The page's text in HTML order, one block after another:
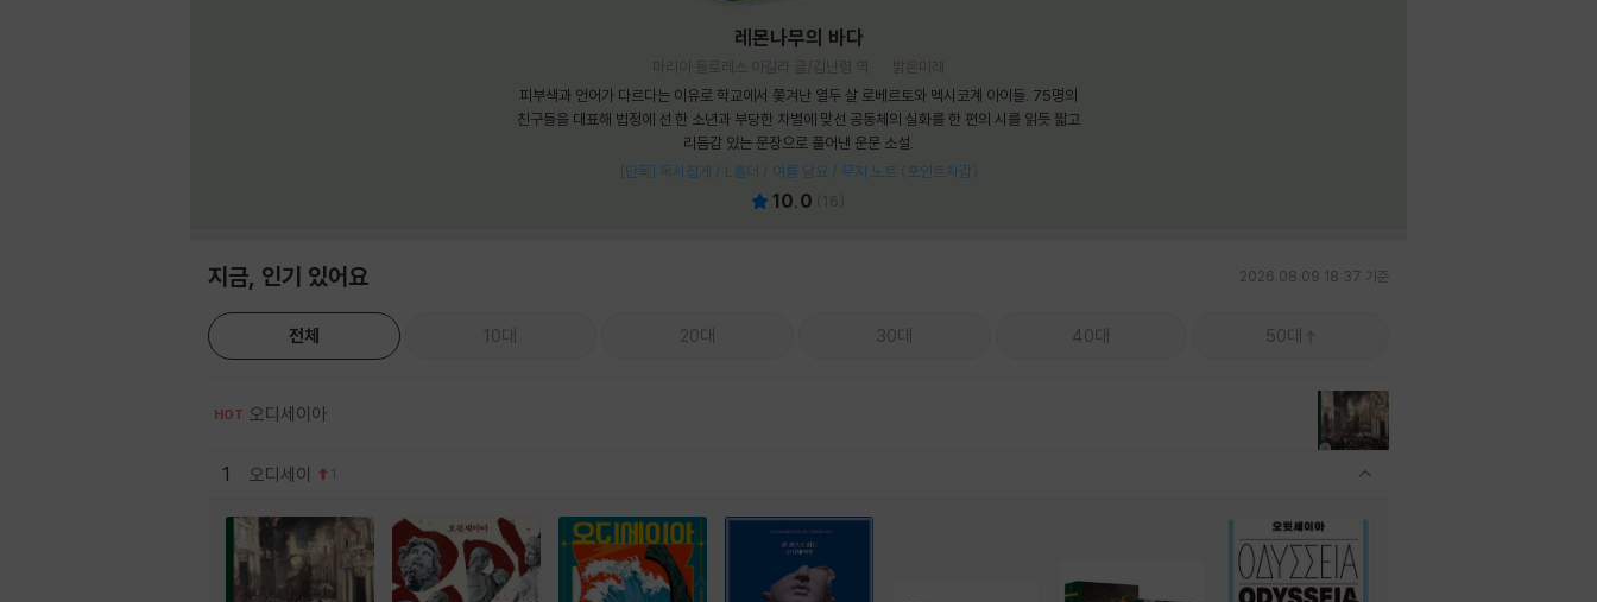
레몬나무의 바다
피부색과 언어가 다르다는 이유로 학교에서 쫓겨난 열두 살 로베르토와 멕시코계 아이들. 75명의
친구들을 대표해 법정에 선 한 소년과 부당한 차별에 맞선 공동체의 실화를 한 편의 시를 읽듯 짧고
리듬감 있는 문장으로 풀어낸 운문 소설.
[단독] 독서집게 / L홀더 / 여름 담요 / 무지 노트 (포인트차감)
10.0
지금, 인기 있어요 2026.08.09 18:37 기준
전체 10대 20대 30대 40대 50대
HOT 오디세이아
1 오디세이 1